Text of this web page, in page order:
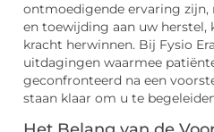
ontmoedigende ervaring
en toewijding aan uw
kracht herwinnen. Bij Fysio
uitdagingen waarmee
geconfronteerd na een
staan klaar om u te